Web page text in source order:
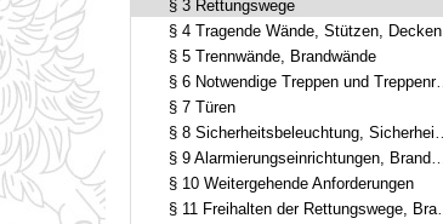
§ 3 Rettungswege
§ 4 Tragende Wände, Stützen, Decken
§ 5 Trennwände, Brandwände
§ 6 Notwendige Treppen und Treppenräume, notwendige Flure, Fahrschächte
§ 7 Türen
§ 8 Sicherheitsbeleuchtung, Sicherheitsstromversorgung
§ 9 Alarmierungseinrichtungen, Brandmeldeanlagen, Brandfallsteuerung von Aufzügen
§ 10 Weitergehende Anforderungen
§ 11 Freihalten der Rettungswege, Brandschutzordnung, verantwortliche Personen